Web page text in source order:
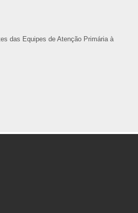
das Equipes de Atenção Primária à